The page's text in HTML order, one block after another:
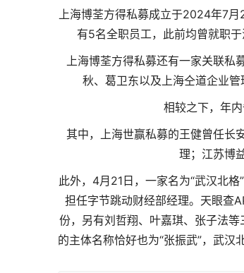
上海博荃方得私募成立于2024年7
有5名全职员工，此前均曾就职
上海博荃方得私募还有一家关联私
秋、葛卫东以及上海仝道企业
相较之下，年
其中，上海世赢私募的王健曾任长
理；江苏博
此外，4月21日，一家名为“武汉北
担任字节跳动财经部经理。天眼查
份，另有刘哲翔、叶嘉琪、张子法
的主体名称恰好也为“张振武”，武汉